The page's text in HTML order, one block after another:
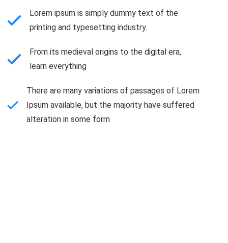
Lorem ipsum is simply dummy text of the
printing and typesetting industry.
From its medieval origins to the digital era,
learn everything
There are many variations of passages of Lorem
Ipsum available, but the majority have suffered
alteration in some form